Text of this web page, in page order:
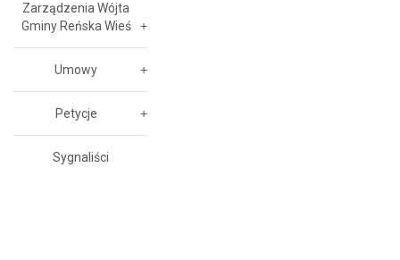
Zarządzenia Wójta
Gminy Reńska Wieś
Umowy
Petycje
Sygnaliści